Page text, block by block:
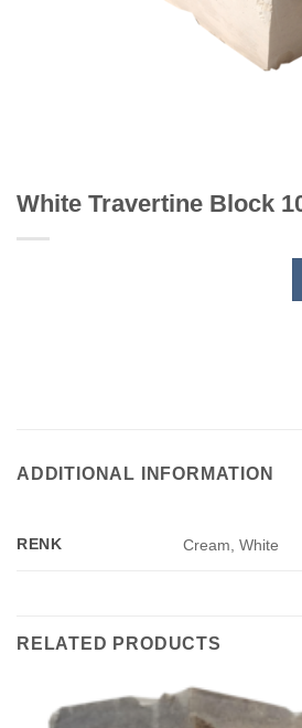
White Travertine Block
ADDITIONAL INFORMATION
RENK Cream, White
RELATED PRODUCTS